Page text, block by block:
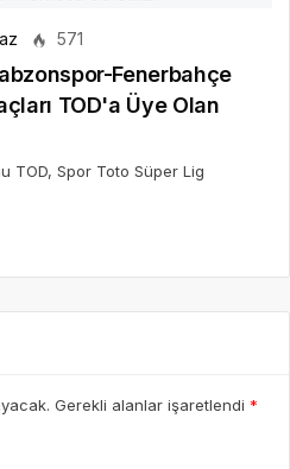
571
Fenerbahçe
TOD'a Üye Olan
TOD, Spor Toto Süper Lig
Gerekli alanlar işaretlendi *